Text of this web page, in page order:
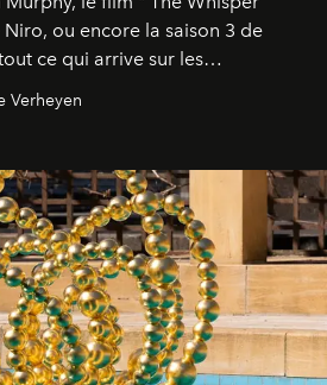
ou encore la saison 3 de
ce qui arrive sur les
en août 2026.
Verheyen